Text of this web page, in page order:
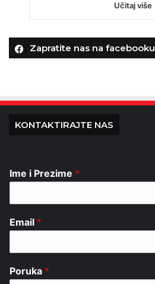
Učitaj više
Zapratite nas na facebooku
KONTAKTIRAJTE NAS
Ime i Prezime *
Email *
Poruka *